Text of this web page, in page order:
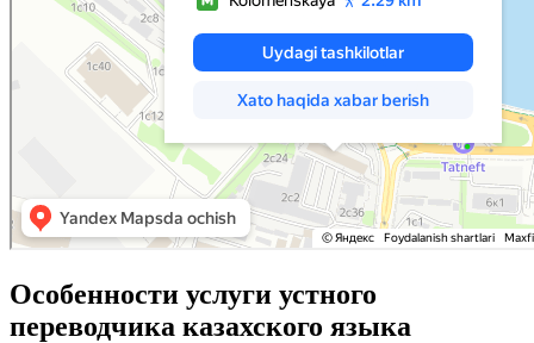
Особенности услуги устного
переводчика казахского языка